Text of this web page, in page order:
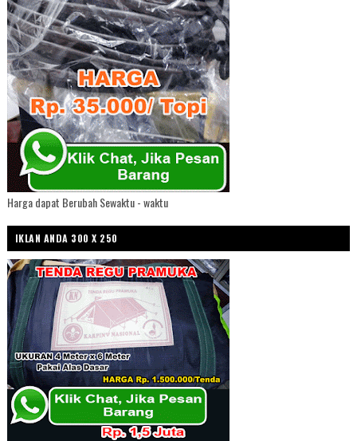
Harga dapat Berubah Sewaktu - waktu
IKLAN ANDA 300 X 250